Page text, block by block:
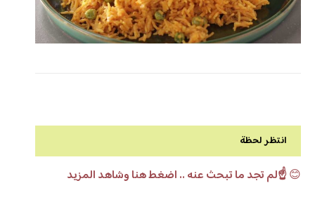
انتظر لحظة
😊☝️لم تجد ما تبحث عنه .. اضغط هنا وشاهد المزيد